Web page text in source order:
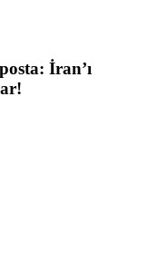
İran’ı